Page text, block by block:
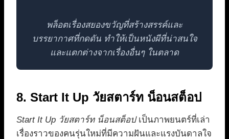
พล็อตเรื่องสยองขวัญที่สร้างสรรค์และ
บรรยากาศที่กดดัน ทำให้เป็นหนังผีที่น่าสนใจ
และแตกต่างจากเรื่องอื่นๆ ในตลาด
8. Start It Up วัยสตาร์ท น็อนสต็อป
Start It Up วัยสตาร์ท น็อนสต็อปเป็นภาพยนตร์ที่เล่า
เรื่องราวของคนรุ่นใหม่ที่มีความฝันและแรงบันดาลใจ